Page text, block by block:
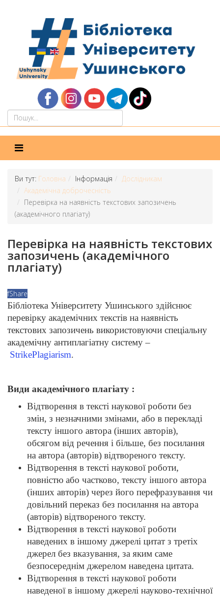
Ви тут: Головна Інформація
Дослідникам
Академічна доброчесність
Перевірка на наявність текстових запозичень
(академічного плагіату)
Перевірка на наявність текстових
запозичень (академічного
плагіату)
fShare
Бібліотека Університету Ушинського здійснює
перевірку академічних текстів на наявність
текстових запозичень використовуючи спеціальну
академічну антиплагіатну систему –
StrikePlagiarism.
Види академічного плагіату :
Відтворення в тексті наукової роботи без
змін, з незначними змінами, або в перекладі
тексту іншого автора (інших авторів),
обсягом від речення і більше, без посилання
на автора (авторів) відтвореного тексту.
Відтворення в тексті наукової роботи,
повністю або частково, тексту іншого автора
(інших авторів) через його перефразування чи
довільний переказ без посилання на автора
(авторів) відтвореного тексту.
Відтворення в тексті наукової роботи
наведених в іншому джерелі цитат з третіх
джерел без вказування, за яким саме
безпосереднім джерелом наведена цитата.
Відтворення в тексті наукової роботи
наведеної в іншому джерелі науково-технічної